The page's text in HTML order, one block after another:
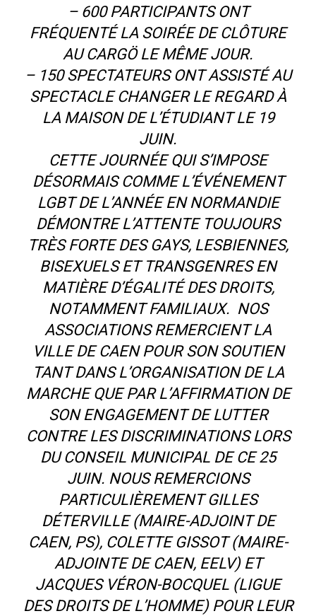
– 600 PARTICIPANTS ONT
FRÉQUENTÉ LA SOIRÉE DE CLÔTURE
AU CARGÖ LE MÊME JOUR.
– 150 SPECTATEURS ONT ASSISTÉ AU
SPECTACLE CHANGER LE REGARD À
LA MAISON DE L’ÉTUDIANT LE 19
JUIN.
CETTE JOURNÉE QUI S’IMPOSE
DÉSORMAIS COMME L’ÉVÉNEMENT
LGBT DE L’ANNÉE EN NORMANDIE
DÉMONTRE L’ATTENTE TOUJOURS
TRÈS FORTE DES GAYS, LESBIENNES,
BISEXUELS ET TRANSGENRES EN
MATIÈRE D’ÉGALITÉ DES DROITS,
NOTAMMENT FAMILIAUX. NOS
ASSOCIATIONS REMERCIENT LA
VILLE DE CAEN POUR SON SOUTIEN
TANT DANS L’ORGANISATION DE LA
MARCHE QUE PAR L’AFFIRMATION DE
SON ENGAGEMENT DE LUTTER
CONTRE LES DISCRIMINATIONS LORS
DU CONSEIL MUNICIPAL DE CE 25
JUIN. NOUS REMERCIONS
PARTICULIÈREMENT GILLES
DÉTERVILLE (MAIRE-ADJOINT DE
CAEN, PS), COLETTE GISSOT (MAIRE-
ADJOINTE DE CAEN, EELV) ET
JACQUES VÉRON-BOCQUEL (LIGUE
DES DROITS DE L’HOMME) POUR LEUR